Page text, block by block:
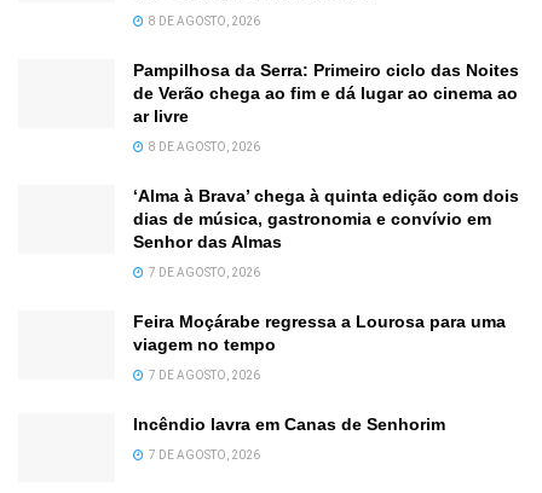
8 DE AGOSTO, 2026
Pampilhosa da Serra: Primeiro ciclo das Noites
de Verão chega ao fim e dá lugar ao cinema ao
ar livre
8 DE AGOSTO, 2026
‘Alma à Brava’ chega à quinta edição com dois
dias de música, gastronomia e convívio em
Senhor das Almas
7 DE AGOSTO, 2026
Feira Moçárabe regressa a Lourosa para uma
viagem no tempo
7 DE AGOSTO, 2026
Incêndio lavra em Canas de Senhorim
7 DE AGOSTO, 2026